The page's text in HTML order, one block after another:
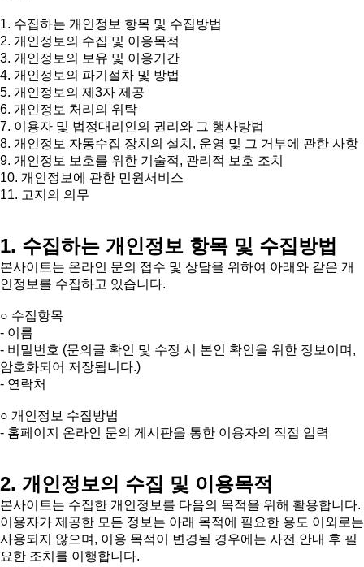
1. 수집하는 개인정보 항목 및 수집방법
2. 개인정보의 수집 및 이용목적
3. 개인정보의 보유 및 이용기간
4. 개인정보의 파기절차 및 방법
5. 개인정보의 제3자 제공
6. 개인정보 처리의 위탁
7. 이용자 및 법정대리인의 권리와 그 행사방법
8. 개인정보 자동수집 장치의 설치, 운영 및 그 거부에 관한 사항
9. 개인정보 보호를 위한 기술적, 관리적 보호 조치
10. 개인정보에 관한 민원서비스
11. 고지의 의무
1. 수집하는 개인정보 항목 및 수집방법
본사이트는 온라인 문의 접수 및 상담을 위하여 아래와 같은 개
인정보를 수집하고 있습니다.
○ 수집항목
- 이름
- 비밀번호 (문의글 확인 및 수정 시 본인 확인을 위한 정보이며,
암호화되어 저장됩니다.)
- 연락처
○ 개인정보 수집방법
- 홈페이지 온라인 문의 게시판을 통한 이용자의 직접 입력
2. 개인정보의 수집 및 이용목적
본사이트는 수집한 개인정보를 다음의 목적을 위해 활용합니다.
이용자가 제공한 모든 정보는 아래 목적에 필요한 용도 이외로는
사용되지 않으며, 이용 목적이 변경될 경우에는 사전 안내 후 필
요한 조치를 이행합니다.